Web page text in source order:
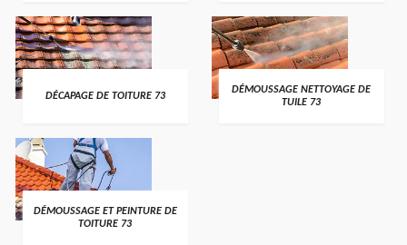
DÉCAPAGE DE TOITURE 73
DÉMOUSSAGE NETTOYAGE DE
TUILE 73
DÉMOUSSAGE ET PEINTURE DE
TOITURE 73